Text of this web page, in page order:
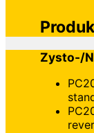
Zysto-/